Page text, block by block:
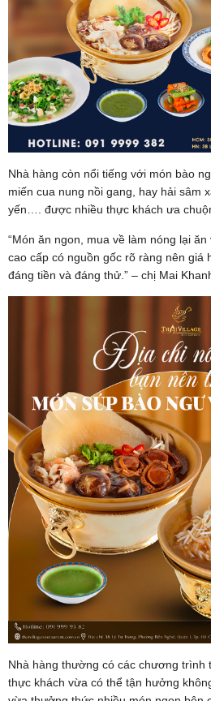
Nhà hàng còn nổi tiếng với món bào
miến cua nung nồi gang, hay hải sâm
yến…. được nhiều thực khách ưa
“Món ăn ngon, mua về làm nóng lại
cao cấp có nguồn gốc rõ ràng nên giá
đáng tiền và đáng thử.” – chị Mai
Nhà hàng thường có các chương trình
thực khách vừa có thể tận hưởng